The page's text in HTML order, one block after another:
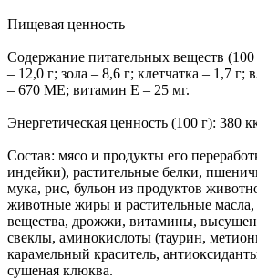
Пищевая ценность
Содержание питательных веществ
– 12,0 г; зола – 8,6 г; клетчатка – 1,7 г;
– 670 МЕ; витамин Е – 25 мг.
Энергетическая ценность (100 г): 380
Состав: мясо и продукты его
индейки), растительные белки,
мука, рис, бульон из продуктов
животные жиры и растительные
вещества, дрожжи, витамины,
свеклы, аминокислоты (таурин,
карамельный краситель,
сушеная клюква.